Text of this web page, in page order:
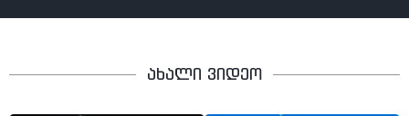
ახალი ვიდეო